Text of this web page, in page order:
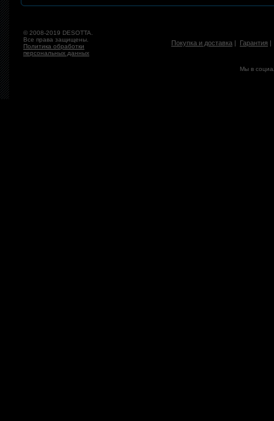
© 2008-2019 DESOTTA.
Все права защищены.
Политика обработки
персональных данных
Покупка и доставка | Гарантия
Мы в